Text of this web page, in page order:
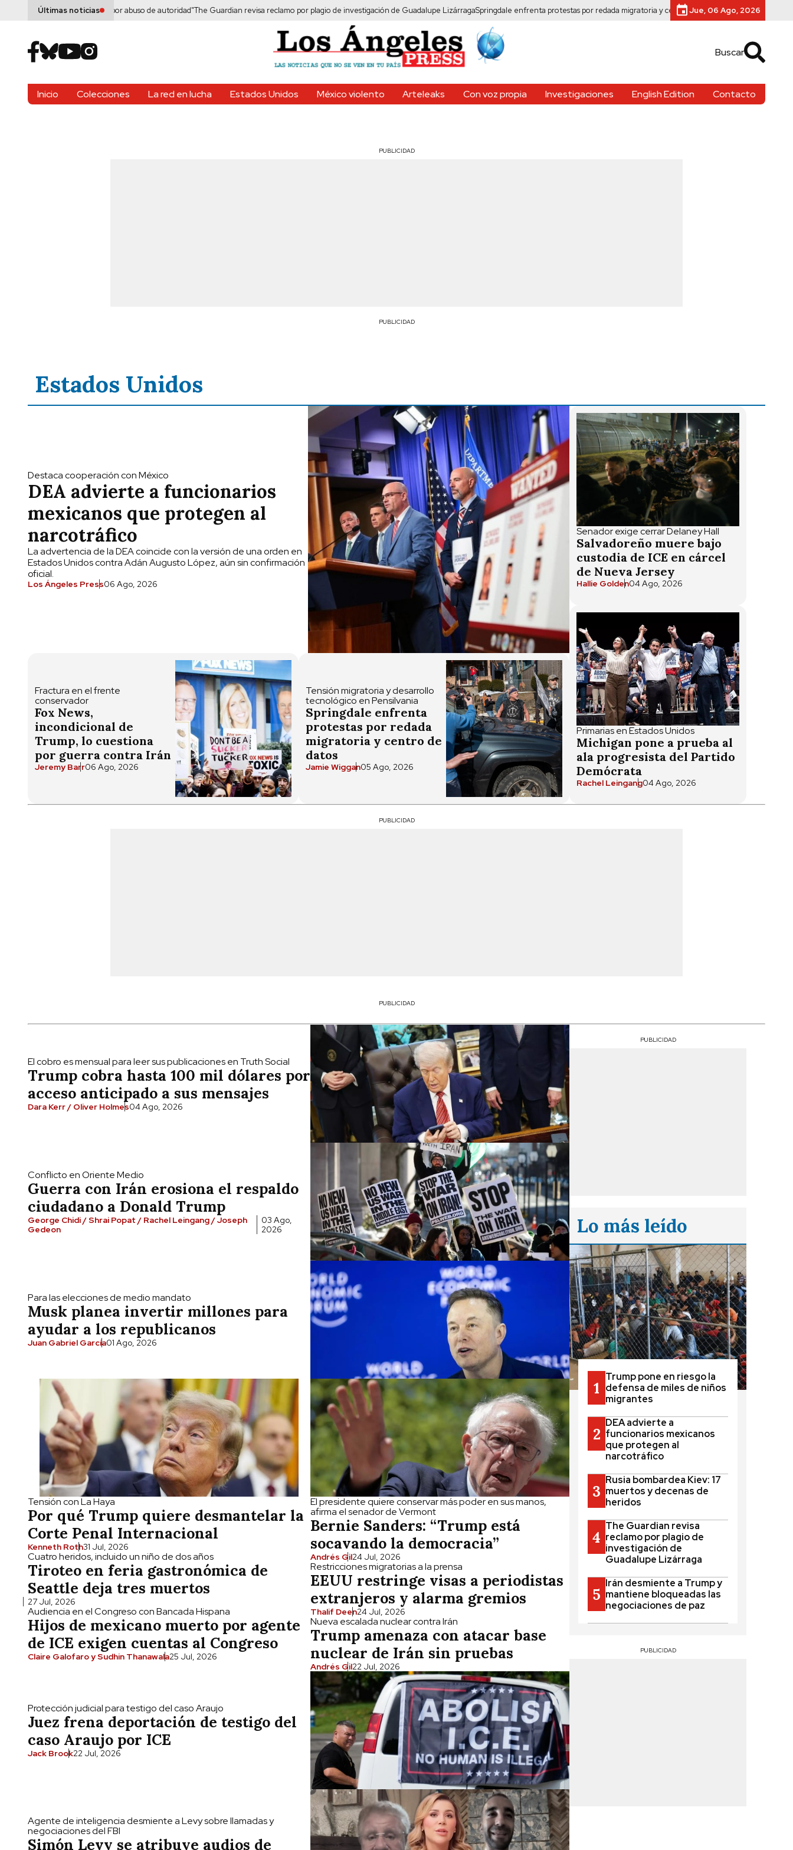
Últimas noticias
debe renunciar por abuso de autoridad"The Guardian revisa reclamo por plagio de investigación de Guadalupe LizárragaSpringdale enfrenta protestas por redada migratoria y centro de datosMil menores migrantes
Jue, 06 Ago, 2026
Buscar
Inicio Colecciones La red en lucha Estados Unidos México violento Arteleaks Con voz propia Investigaciones English Edition Contacto
PUBLICIDAD
PUBLICIDAD
Estados Unidos
Destaca cooperación con México
DEA advierte a funcionarios
mexicanos que protegen al
narcotráfico
La advertencia de la DEA coincide con la versión de una orden en
Estados Unidos contra Adán Augusto López, aún sin confirmación
oficial.
Los Ángeles Press06 Ago, 2026
Fractura en el frente
conservador
Fox News,
incondicional de
Trump, lo cuestiona
por guerra contra Irán
Jeremy Barr06 Ago, 2026
Tensión migratoria y desarrollo
tecnológico en Pensilvania
Springdale enfrenta
protestas por redada
migratoria y centro de
datos
Jamie Wiggan05 Ago, 2026
Senador exige cerrar Delaney Hall
Salvadoreño muere bajo
custodia de ICE en cárcel
de Nueva Jersey
Hallie Golden04 Ago, 2026
Primarias en Estados Unidos
Michigan pone a prueba al
ala progresista del Partido
Demócrata
Rachel Leingang04 Ago, 2026
PUBLICIDAD
PUBLICIDAD
El cobro es mensual para leer sus publicaciones en Truth Social
Trump cobra hasta 100 mil dólares por
acceso anticipado a sus mensajes
Dara Kerr / Oliver Holmes04 Ago, 2026
Conflicto en Oriente Medio
Guerra con Irán erosiona el respaldo
ciudadano a Donald Trump
George Chidi / Shrai Popat / Rachel Leingang / Joseph
Gedeon
03 Ago,
2026
Para las elecciones de medio mandato
Musk planea invertir millones para
ayudar a los republicanos
Juan Gabriel García01 Ago, 2026
Tensión con La Haya
Por qué Trump quiere desmantelar la
Corte Penal Internacional
Kenneth Roth31 Jul, 2026
Cuatro heridos, incluido un niño de dos años
Tiroteo en feria gastronómica de
Seattle deja tres muertos
27 Jul, 2026
Audiencia en el Congreso con Bancada Hispana
Hijos de mexicano muerto por agente
de ICE exigen cuentas al Congreso
Claire Galofaro y Sudhin Thanawala25 Jul, 2026
El presidente quiere conservar más poder en sus manos,
afirma el senador de Vermont
Bernie Sanders: “Trump está
socavando la democracia”
Andrés Gil24 Jul, 2026
Restricciones migratorias a la prensa
EEUU restringe visas a periodistas
extranjeros y alarma gremios
Thalif Deen24 Jul, 2026
Nueva escalada nuclear contra Irán
Trump amenaza con atacar base
nuclear de Irán sin pruebas
Andrés Gil22 Jul, 2026
Protección judicial para testigo del caso Araujo
Juez frena deportación de testigo del
caso Araujo por ICE
Jack Brook22 Jul, 2026
Agente de inteligencia desmiente a Levy sobre llamadas y
negociaciones del FBI
Simón Levy se atribuye audios de
PUBLICIDAD
Lo más leído
Trump pone en riesgo la
defensa de miles de niños
migrantes
DEA advierte a
funcionarios mexicanos
que protegen al
narcotráfico
Rusia bombardea Kiev: 17
muertos y decenas de
heridos
The Guardian revisa
reclamo por plagio de
investigación de
Guadalupe Lizárraga
Irán desmiente a Trump y
mantiene bloqueadas las
negociaciones de paz
PUBLICIDAD